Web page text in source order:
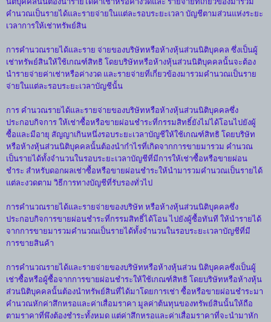
คำนวณเป็นรายได้และรายจ่ายในแต่ละรอบระยะเวลา บัญชีตามส่วนแห่งระยะ
เวลาการให้เช่าทรัพย์สิน
การคำนวณรายได้และราย จ่ายของบริษัทหรือห้างหุ้นส่วนนิติบุคคล ซึ่งเป็นผู้
เช่าทรัพย์สินให้ใช้เกณฑ์สิทธิ โดยบริษัทหรือห้างหุ้นส่วนนิติบุคคลนั้นจะต้อง
นำรายจ่ายค่าเช่าหรือค่างวด และรายจ่ายที่เกี่ยวข้องมารวมคำนวณเป็นราย
จ่ายในแต่ละรอบระยะเวลาบัญชีนั้น
การ คำนวณรายได้และรายจ่ายของบริษัทหรือห้างหุ้นส่วนนิติบุคคลซึ่ง
ประกอบกิจการ ให้เช่าซื้อหรือขายผ่อนชำระที่กรรมสิทธิ์ยังไม่ได้โอนไปยังผู้
ซื้อและมีอายุ สัญญาเกินหนึ่งรอบระยะเวลาบัญชีให้ใช้เกณฑ์สิทธิ โดยบริษัท
หรือห้างหุ้นส่วนนิติบุคคลนั้นต้องนำกำไรที่เกิดจากการขายมารวม คำนวณ
เป็นรายได้ทั้งจำนวนในรอบระยะเวลาบัญชีที่มีการให้เช่าซื้อหรือขายผ่อน
ชำระ สำหรับดอกผลเช่าซื้อหรือขายผ่อนชำระให้นำมารวมคำนวณเป็นรายได้
แต่ละงวดตาม วิธีการทางบัญชีที่รับรองทั่วไป
การคำนวณรายได้และรายจ่ายของบริษัท หรือห้างหุ้นส่วนนิติบุคคลซึ่ง
ประกอบกิจการขายผ่อนชำระที่กรรมสิทธิ์ได้โอน ไปยังผู้ซื้อทันที ให้นำรายได้
จากการขายมารวมคำนวณเป็นรายได้ทั้งจำนวนในรอบระยะเวลาบัญชีที่มี
การขายสินค้า
การคำนวณรายได้และรายจ่ายของบริษัทหรือห้างหุ้นส่วน นิติบุคคลซึ่งเป็นผู้
เช่าซื้อหรือผู้ซื้อจากการขายผ่อนชำระให้ใช้เกณฑ์สิทธิ โดยบริษัทหรือห้างหุ้น
ส่วนนิติบุคคลนั้นต้องนำทรัพย์สินที่ได้มาโดยการเช่า ซื้อหรือขายผ่อนชำระมา
คำนวณหักค่าสึกหรอและค่าเสื่อมราคา มูลค่าต้นทุนของทรัพย์สินนั้นให้ถือ
ตามราคาที่พึงต้องชำระทั้งหมด แต่ค่าสึกหรอและค่าเสื่อมราคาที่จะนำมาหัก